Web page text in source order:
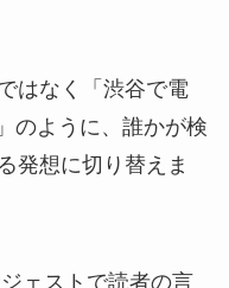
はなく「渋谷で電
のように、誰かが検
発想に切り替えま
ェストで読者の言